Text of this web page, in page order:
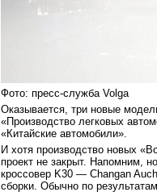
Фото: пресс-служба Volga
Оказывается, три новые
«Производство легковых
«Китайские автомобили».
И хотя производство новых
проект не закрыт. Напомним,
кроссовер K30 — Changan
сборки. Обычно по